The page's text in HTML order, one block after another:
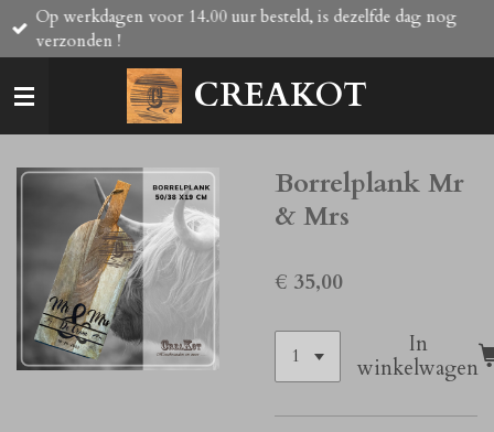
Ga
direct
de
CREAKOT
Op werkdagen voor 14.00 uur besteld, is dezelfde dag nog
verzonden !
Borrelplank Mr
& Mrs
€ 35,00
In
winkelwagen